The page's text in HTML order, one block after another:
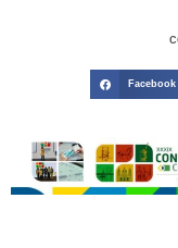
Facebook